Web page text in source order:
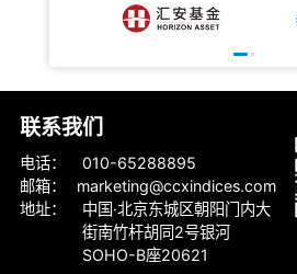
联系我们
电话：
010-65288895
邮箱：
marketing@ccxindices.com
地址：
中国·北京东城区朝阳门内大
街南竹杆胡同2号银河
SOHO-B座20621